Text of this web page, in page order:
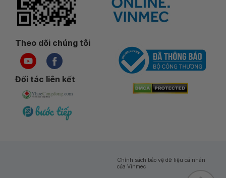
Theo dõi chúng tôi
Đối tác liên kết
Chính sách bảo vệ dữ liệu cá nhân
của Vinmec